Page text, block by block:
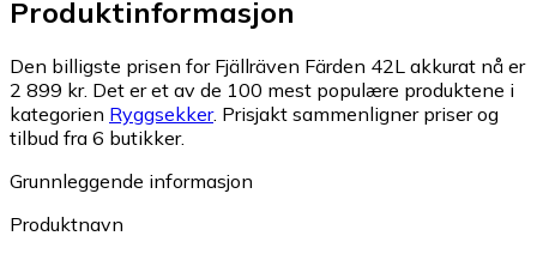
Produktinformasjon
Den billigste prisen for Fjällräven Färden 42L akkurat nå er
2 899 kr. Det er et av de 100 mest populære produktene i
kategorien Ryggsekker. Prisjakt sammenligner priser og
tilbud fra 6 butikker.
Grunnleggende informasjon
Produktnavn